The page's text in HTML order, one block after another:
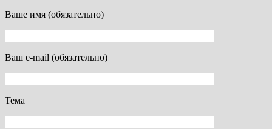
Ваше имя (обязательно)
Ваш e-mail (обязательно)
Тема